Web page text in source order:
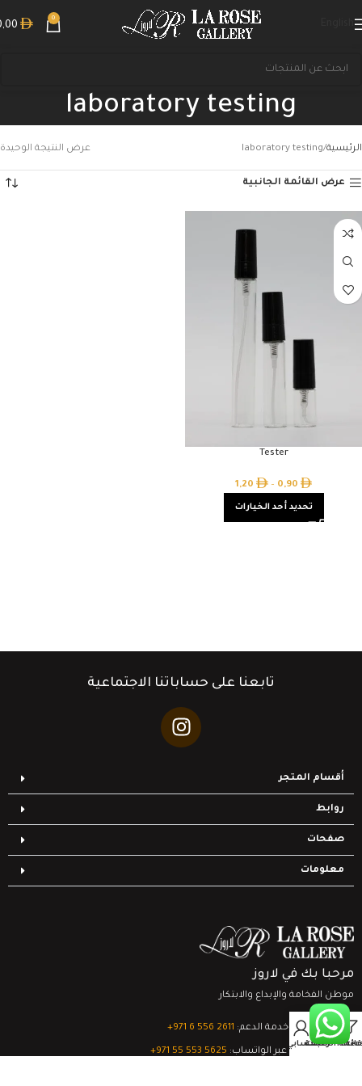
0
laboratory testing
الرئيسية laboratory testing عرض النتيجة الوحيدة
عرض القائمة الجانبية
Tester
0,90
–
1,20
تحديد أحد الخيارات
تابعنا على حساباتنا الاجتماعية
أقسام المتجر
روابط
صفحات
معلومات
مرحبا بك في لاروز
موطن الفخامة والإبداع والابتكار
تواصل مع خدمة الدعم: ‎+971 6 556 2611
الدعم الفني عبر الواتساب: ‎+971 55 553 5625
قائمة الرغبات
0
السلةحسابي